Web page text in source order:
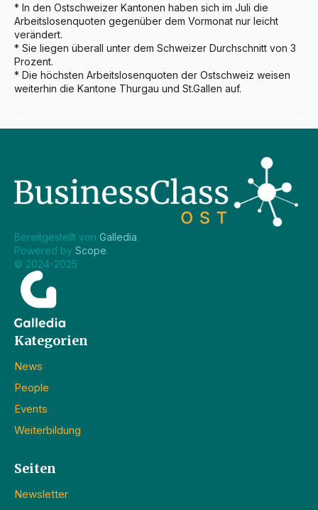
* In den Ostschweizer Kantonen haben sich im Juli die
Arbeitslosenquoten gegenüber dem Vormonat nur leicht
verändert.
* Sie liegen überall unter dem Schweizer Durchschnitt von 3
Prozent.
* Die höchsten Arbeitslosenquoten der Ostschweiz weisen
weiterhin die Kantone Thurgau und St.Gallen auf.
Bereitgestellt von Galledia.
Powered by Scope.
© 2024-2025
Kategorien
News
People
Events
Weiterbildung
Seiten
Newsletter